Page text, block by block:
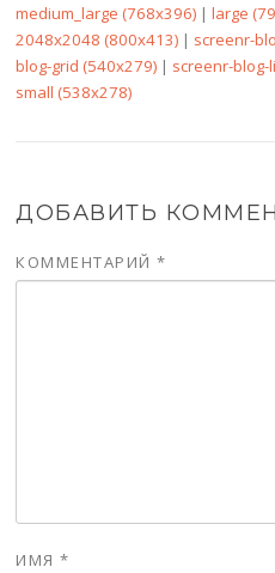
medium_large (768x396) |large
2048x2048 (800x413) | screenr-
blog-grid (540x279) | screenr-blog-
small (538x278)
ДОБАВИТЬ
КОММЕНТАРИЙ*
ИМЯ*